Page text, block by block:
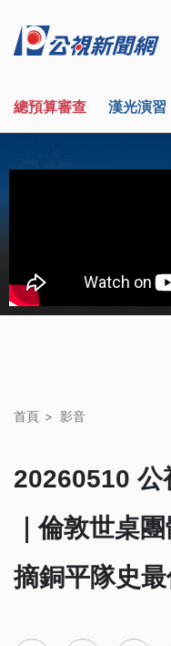
總預算審查 漢光演習
首頁 影音
20260510 公
｜倫敦世桌
摘銅平隊史